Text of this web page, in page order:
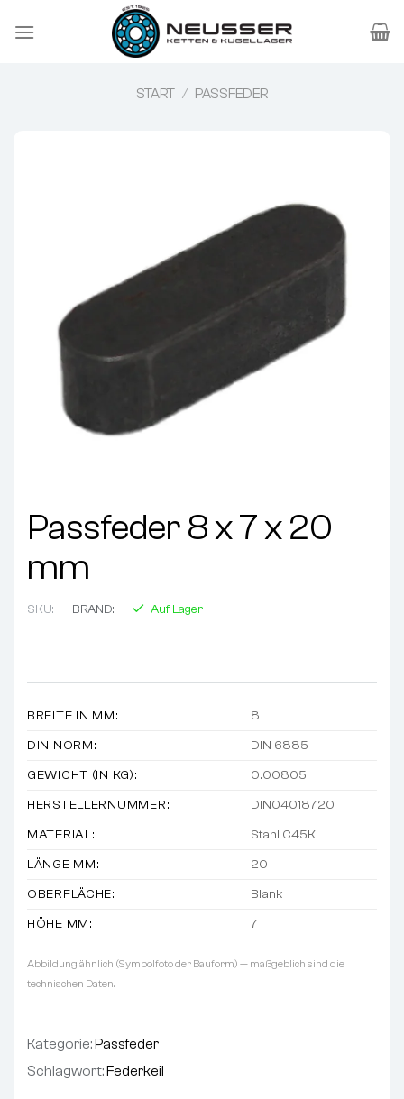
Inhalt
START / PASSFEDER
Passfeder 8 x 7 x 20
mm
SKU: BRAND: Auf Lager
BREITE IN MM:
8
DIN NORM:
DIN 6885
GEWICHT (IN KG):
0.00805
HERSTELLERNUMMER:
DIN04018720
MATERIAL:
Stahl C45K
LÄNGE MM:
20
OBERFLÄCHE:
Blank
HÖHE MM:
7
Abbildung ähnlich (Symbolfoto der Bauform) — maßgeblich sind die
technischen Daten.
Kategorie:Passfeder
Schlagwort:Federkeil